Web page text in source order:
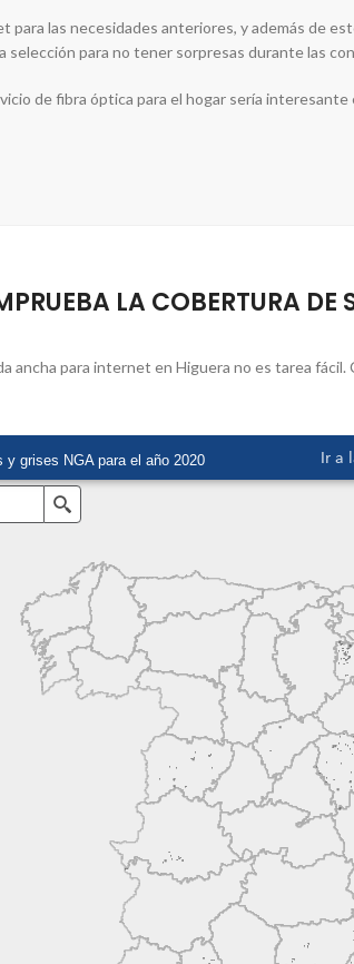
para las necesidades anteriores, y además de
selección para no tener sorpresas durante las
de fibra óptica para el hogar sería
LA COBERTURA
ancha para internet en Higuera no es tarea